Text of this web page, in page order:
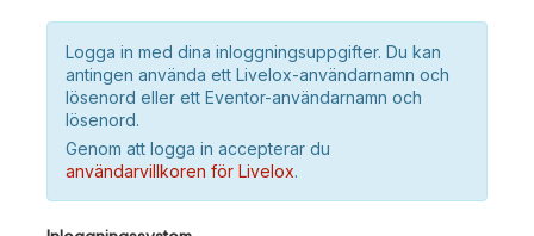
Logga in med dina inloggningsuppgifter. Du kan
antingen använda ett Livelox-användarnamn och
lösenord eller ett Eventor-användarnamn och
lösenord.
Genom att logga in accepterar du
användarvillkoren för Livelox.